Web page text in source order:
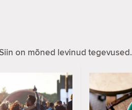
on mõned levinud tegevused.